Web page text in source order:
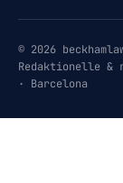
© 2026
Redaktionelle &
· Barcelona